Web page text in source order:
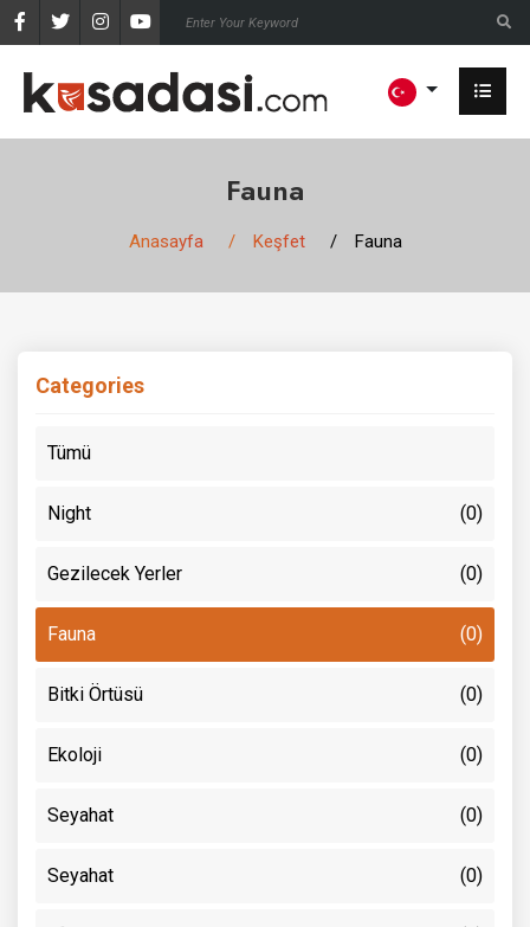
Fauna
Anasayfa Keşfet Fauna
Categories
Tümü
Night (0)
Gezilecek Yerler (0)
Fauna (0)
Bitki Örtüsü (0)
Ekoloji (0)
Seyahat (0)
Seyahat (0)